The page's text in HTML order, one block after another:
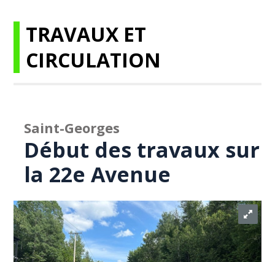
TRAVAUX ET
CIRCULATION
Saint-Georges
Début des travaux sur
la 22e Avenue